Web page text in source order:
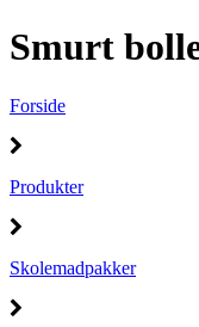
Smurt
Forside
Produkter
Skolemadpakker